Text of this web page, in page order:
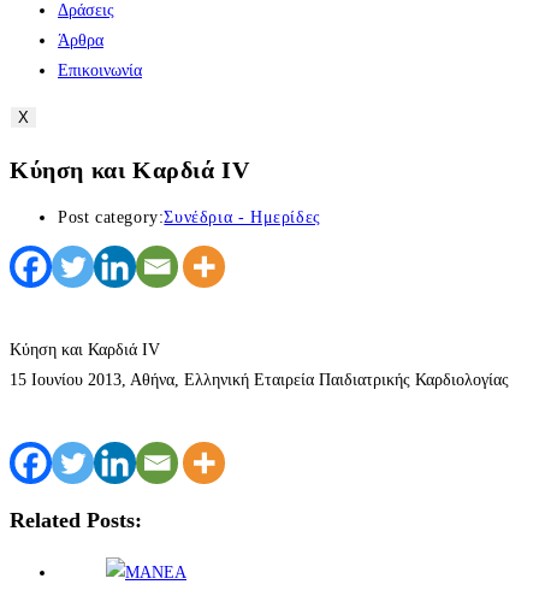
Δράσεις
Άρθρα
Επικοινωνία
X
Κύηση και Καρδιά IV
Post category:Συνέδρια - Ημερίδες
Κύηση και Καρδιά IV
15 Ιουνίου 2013, Αθήνα, Ελληνική Εταιρεία Παιδιατρικής Καρδιολογίας
Related Posts: